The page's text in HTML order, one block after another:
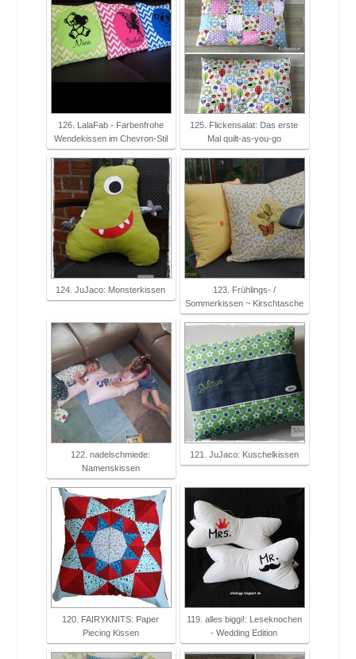
126. LalaFab - Farbenfrohe
Wendekissen im Chevron-Stil
125. Flickensalat: Das erste
Mal quilt-as-you-go
124. JuJaco: Monsterkissen
123. Frühlings- /
Sommerkissen ~ Kirschtasche
122. nadelschmiede:
Namenskissen
121. JuJaco: Kuschelkissen
120. FAIRYKNITS: Paper
Piecing Kissen
119. alles biggi!: Leseknochen
- Wedding Edition